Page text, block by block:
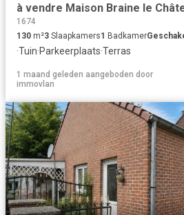
à vendre Maison Braine le
1674
130 m²3 Slaapkamers1 Badkamer
·Tuin·Parkeerplaats·Terras
1 maand geleden aangeboden door
immovlan